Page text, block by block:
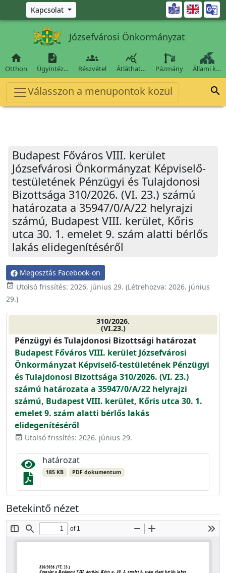
Ugrás a fő tartalomra
Kapcsolat 
Józsefvárosi Önkormányzat

Otthon

Ügyintéz…

Részvétel

Átláthat… Pázmány Állami k…
Válasszon a menüpontok közül 
Budapest Főváros VIII. kerület
Józsefvárosi Önkormányzat Képviselő-
testületének Pénzügyi és Tulajdonosi
Bizottsága 310/2026. (VI. 23.) számú
határozata a 35947/0/A/22 helyrajzi
számú, Budapest VIII. kerület, Kőris
utca 30. 1. emelet 9. szám alatti bérlős
lakás elidegenítéséről
Megosztás Facebook-on
event_available Utolsó frissítés: 2026. június 29. (Létrehozva: 2026. június
29.)
310/2026.
(VI.23.)
Pénzügyi és Tulajdonosi Bizottsági határozat
Budapest Főváros VIII. kerület Józsefvárosi
Önkormányzat Képviselő-testületének Pénzügyi
és Tulajdonosi Bizottsága 310/2026. (VI. 23.)
számú határozata a 35947/0/A/22 helyrajzi
számú, Budapest VIII. kerület, Kőris utca 30. 1.
emelet 9. szám alatti bérlős lakás
elidegenítéséről
event_available Utolsó frissítés: 2026. június 29.
határozat
185 KB PDF dokumentum
Betekintő nézet